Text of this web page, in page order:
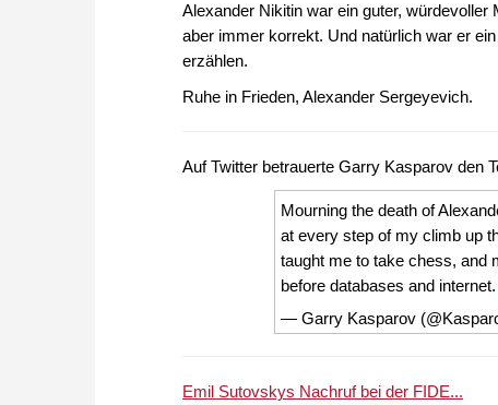
Alexander Nikitin war ein guter,
aber immer korrekt. Und natürlich war er
erzählen.
Ruhe in Frieden, Alexander Sergeyevich.
Auf Twitter betrauerte Garry Kasparov den
Mourning the death of
at every step of my climb up
taught me to take chess, and
before databases and internet.
— Garry Kasparov
Emil Sutovskys Nachruf bei der FIDE...